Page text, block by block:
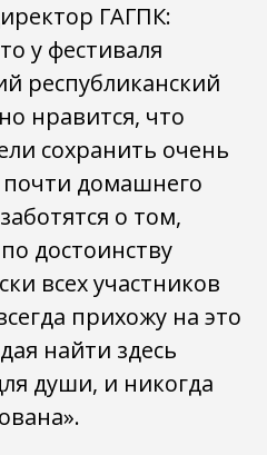
ГАГПК:
у фестиваля
республиканский
нравится, что
сохранить очень
домашнего
о том,
достоинству
всех участников
прихожу на это
найти здесь
души, и никогда